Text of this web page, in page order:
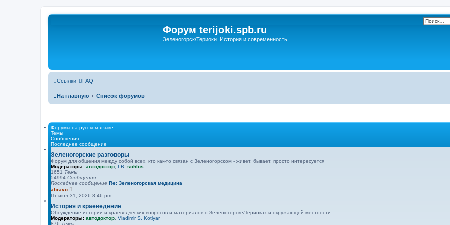
Форум terijoki.spb.ru
Зеленогорск/Териоки. История и современность.
Ссылки FAQ
На главную Список форумов
Форумы на русском языке
Темы
Сообщения
Последнее сообщение
Зеленогорские разговоры
Форум для общения между собой всех, кто как-то связан с Зеленогорском - живет, бывает, просто интересуется
Модераторы: автодоктор LB
schlos
1651 Темы
54994 Сообщения
Последнее сообщение Re: Зеленогорская медицина
abravo
е
р
е
й
т
и
Пт июл 31, 2026 8:46 pm
История и краеведение
Обсуждение истории и краеведческих вопросов и материалов о Зеленогорске/Териоках и окружающей местности
Модераторы: автодоктор Vladimir S. Kotlyar
876 Темы